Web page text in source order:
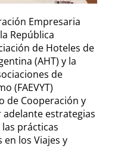
Empresaria
República
de Hoteles de
(AHT) y la
de
(FAEVYT)
de Cooperación y
estrategias
prácticas
los Viajes y